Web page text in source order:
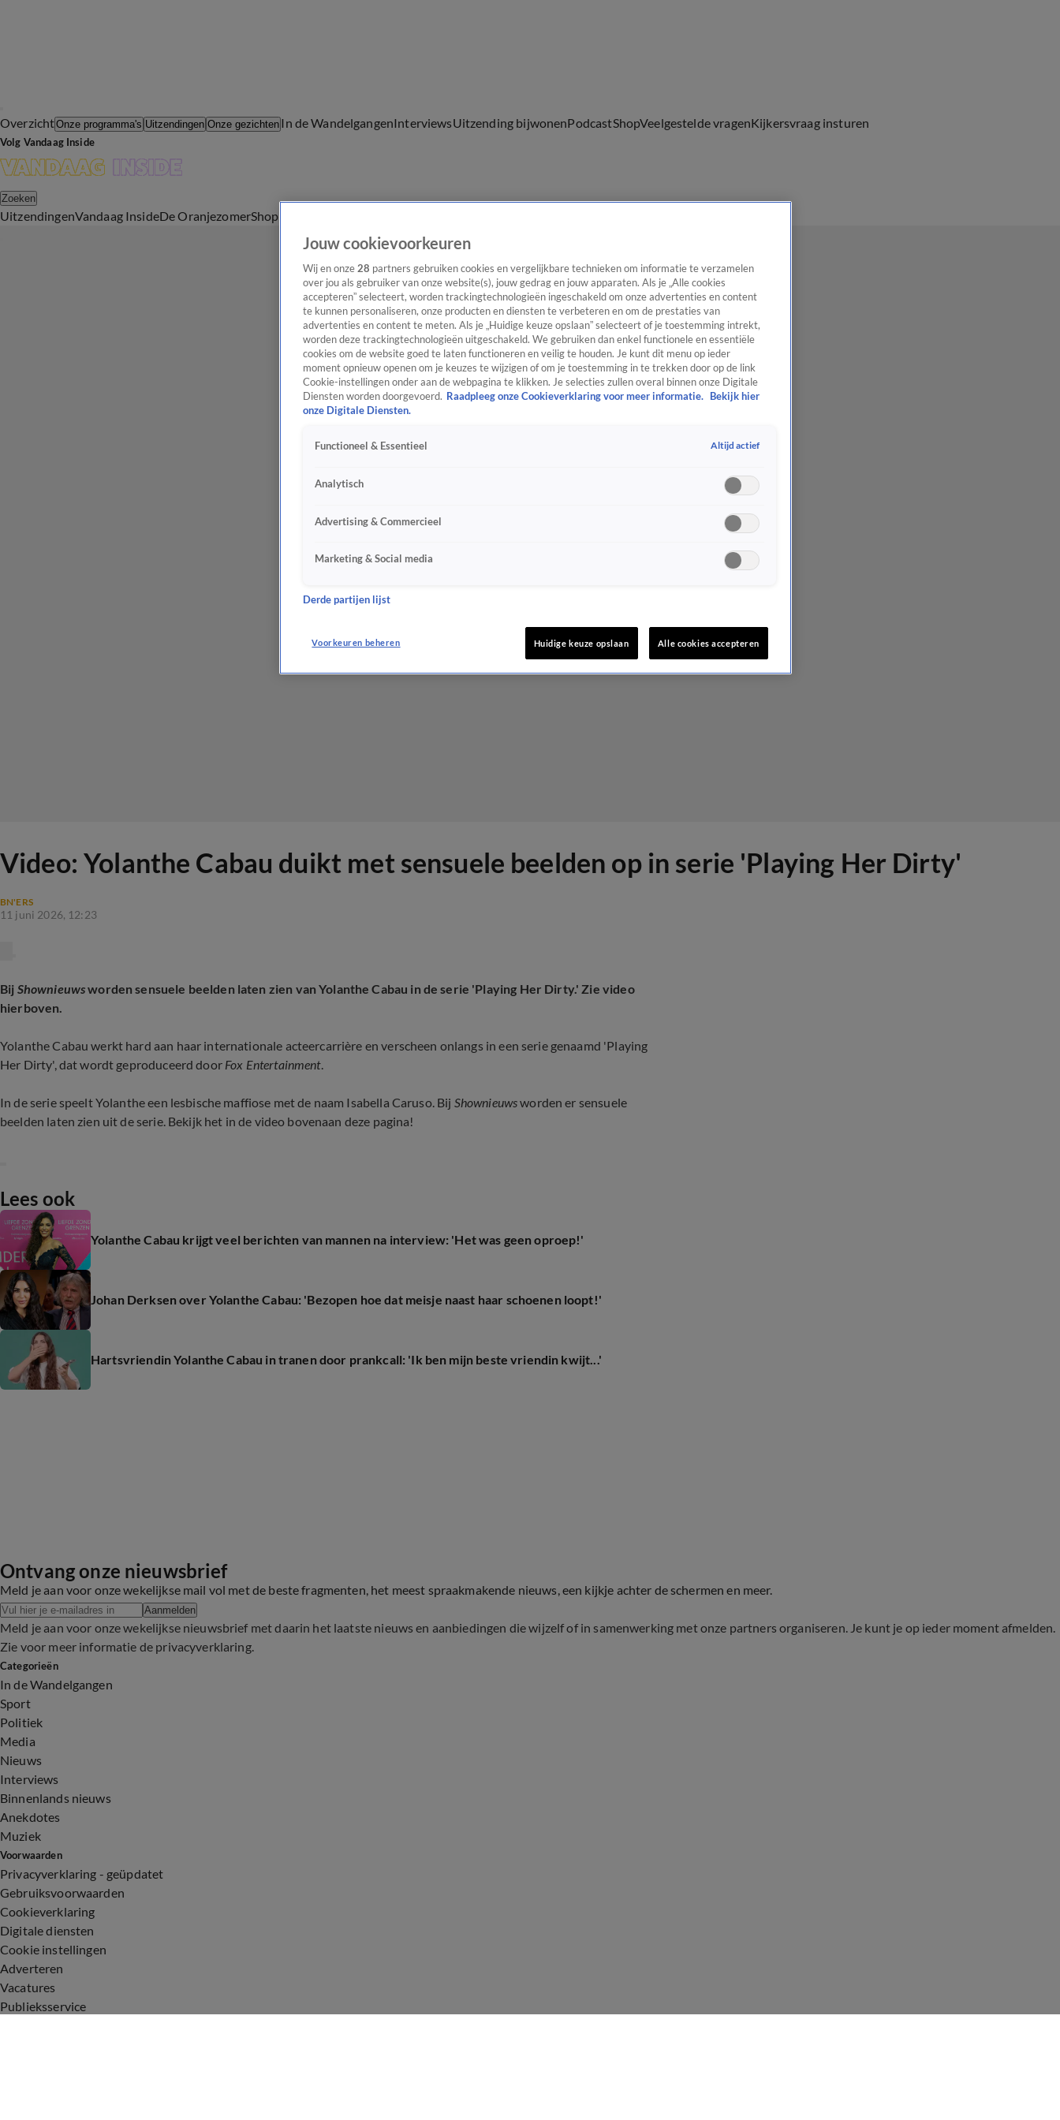
OverzichtOnze programma's Uitzendingen Onze gezichten In de WandelgangenInterviewsUitzending bijwonenPodcastShopVeelgestelde vragenKijkersvraag insturen
Volg Vandaag Inside
Zoeken
UitzendingenVandaag InsideDe OranjezomerShop
Video: Yolanthe Cabau duikt met sensuele beelden op in serie 'Playing Her Dirty'
BN'ERS
11 juni 2026, 12:23
Bij Shownieuwsworden sensuele beelden laten zien van Yolanthe Cabau in de serie 'Playing Her Dirty.' Zie video
hierboven.
Yolanthe Cabau werkt hard aan haar internationale acteercarrière en verscheen onlangs in een serie genaamd 'Playing
Her Dirty', dat wordt geproduceerd door Fox Entertainment.
In de serie speelt Yolanthe een lesbische maffiose met de naam Isabella Caruso. Bij Shownieuwsworden er sensuele
beelden laten zien uit de serie. Bekijk het in de video bovenaan deze pagina!
Lees ook
Yolanthe Cabau krijgt veel berichten van mannen na interview: 'Het was geen oproep!'
Johan Derksen over Yolanthe Cabau: 'Bezopen hoe dat meisje naast haar schoenen loopt!'
Hartsvriendin Yolanthe Cabau in tranen door prankcall: 'Ik ben mijn beste vriendin kwijt...'
Ontvang onze nieuwsbrief
Meld je aan voor onze wekelijkse mail vol met de beste fragmenten, het meest spraakmakende nieuws, een kijkje achter de schermen en meer.
Aanmelden
Meld je aan voor onze wekelijkse nieuwsbrief met daarin het laatste nieuws en aanbiedingen die wijzelf of in samenwerking met onze partners organiseren. Je kunt je op ieder moment afmelden.
Zie voor meer informatie de privacyverklaring.
Categorieën
In de Wandelgangen
Sport
Politiek
Media
Nieuws
Interviews
Binnenlands nieuws
Anekdotes
Muziek
Voorwaarden
Privacyverklaring - geüpdatet
Gebruiksvoorwaarden
Cookieverklaring
Digitale diensten
Cookie instellingen
Adverteren
Vacatures
Publieksservice
Jouw cookievoorkeuren
Wij en onze 28 partners gebruiken cookies en vergelijkbare technieken om informatie te verzamelen
over jou als gebruiker van onze website(s), jouw gedrag en jouw apparaten. Als je „Alle cookies
accepteren” selecteert, worden trackingtechnologieën ingeschakeld om onze advertenties en content
te kunnen personaliseren, onze producten en diensten te verbeteren en om de prestaties van
advertenties en content te meten. Als je „Huidige keuze opslaan” selecteert of je toestemming intrekt,
worden deze trackingtechnologieën uitgeschakeld. We gebruiken dan enkel functionele en essentiële
cookies om de website goed te laten functioneren en veilig te houden. Je kunt dit menu op ieder
moment opnieuw openen om je keuzes te wijzigen of om je toestemming in te trekken door op de link
Cookie-instellingen onder aan de webpagina te klikken. Je selecties zullen overal binnen onze Digitale
Diensten worden doorgevoerd. Raadpleeg onze Cookieverklaring voor meer informatie.
Bekijk hier
onze Digitale Diensten.
Functioneel & Essentieel Altijd actief
Analytisch
Advertising & Commercieel
Marketing & Social media
Derde partijen lijst
Voorkeuren beheren Huidige keuze opslaan Alle cookies accepteren